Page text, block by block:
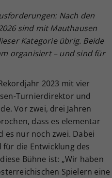
Nach den
sind mit Mauthausen
Kategorie übrig. Beide
organisiert – und sind für
2023 mit vier
Turnierdirektor und
Vor zwei, drei Jahren
dass es elementar
es nur noch zwei. Dabei
die Entwicklung des
Bühne ist: „Wir haben
Spielern eine